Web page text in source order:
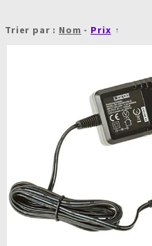
Trier par : Nom - Prix